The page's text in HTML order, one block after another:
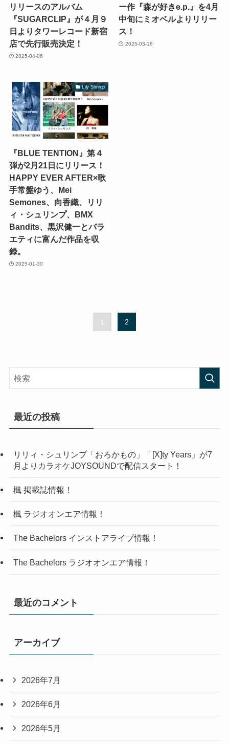
リリースのアルバム
『SUGARCLIP』が４月９
日よりタワーレコード新宿
店で先行販売決定！
2025-04-06
ー作『森が好きe.p.』を4月
中旬にミオベルよりリリー
ス！
2025-03-18
Lily Shrimp
『BLUE TENTION』第４
弾が2月21日にリリース！
HAPPY EVER AFTER×歌
手常盤ゆう、Mei
Semones、向香織、リリ
ィ・シュリンプ、BMX
Bandits、黒沢健一とバラ
エティに富んだ作品を収
録。
2025-01-30
1 2
最近の投稿
リリィ・シュリンプ「おろかもの」「[X]ty Years」が7
月よりカラオケJOYSOUNDで配信スタート！
楓 掲載誌情報！
楓 ラジオオンエア情報！
The Bachelors インストアライブ情報！
The Bachelors ラジオオンエア情報！
最近のコメント
アーカイブ
2026年7月
2026年6月
2026年5月